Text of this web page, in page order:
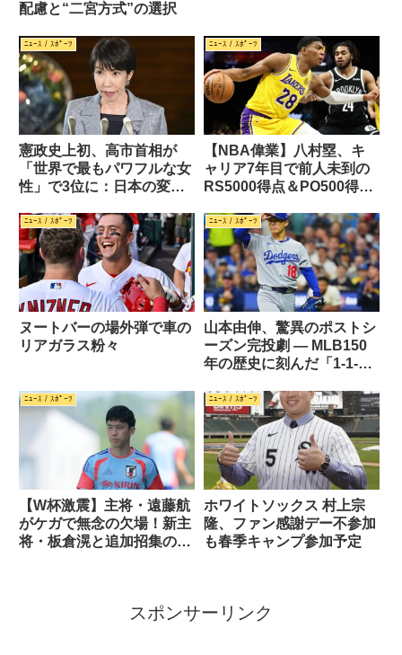
配慮と“二宮方式”の選択
ﾆｭｰｽ / ｽﾎﾟｰﾂ
憲政史上初、高市首相が
「世界で最もパワフルな女
性」で3位に：日本の変革
ﾆｭｰｽ / ｽﾎﾟｰﾂ
【NBA偉業】八村塁、キ
ャリア7年目で前人未到の
RS5000得点＆PO500得点
歴史を塗り替える
ﾆｭｰｽ / ｽﾎﾟｰﾂ
ヌートバーの場外弾で車の
リアガラス粉々
ﾆｭｰｽ / ｽﾎﾟｰﾂ
山本由伸、驚異のポストシ
ーズン完投劇 — MLB150
年の歴史に刻んだ「1-1-3-
ﾆｭｰｽ / ｽﾎﾟｰﾂ
【W杯激震】主将・遠藤航
がケガで無念の欠場！新主
将・板倉滉と追加招集の町
ﾆｭｰｽ / ｽﾎﾟｰﾂ
ホワイトソックス 村上宗
隆、ファン感謝デー不参加
も春季キャンプ参加予定
スポンサーリンク